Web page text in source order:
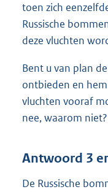
toen zich
Russische
deze vluchten
Bent u van plan
ontbieden en
vluchten vooraf
nee, waarom niet?
Antwoord 3
De Russische